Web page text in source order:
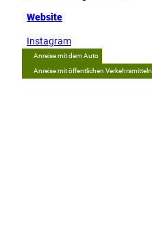
Website
Instagram
Anreise mit dem Auto
Anreise mit öffentlichen Verkehrsmitteln